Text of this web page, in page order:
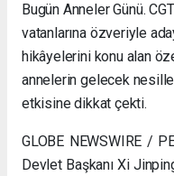
Bugün Anneler Günü.
vatanlarına özveriyle
hikâyelerini konu alan
annelerin gelecek
etkisine dikkat çekti.
GLOBE NEWSWIRE /
Devlet Başkanı Xi